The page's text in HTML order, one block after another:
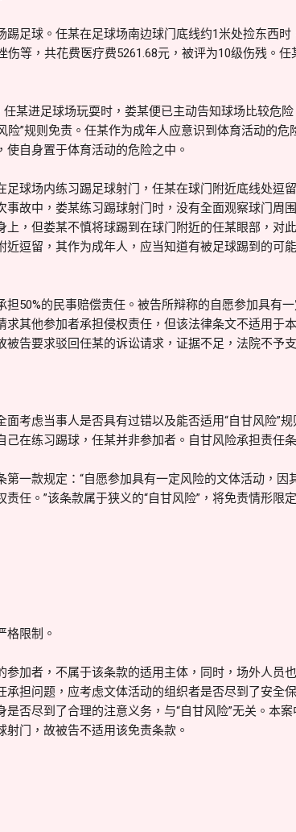
踢足球。任某在足球场南边球门底线约1米处捡东西
伤等，共花费医疗费5261.68元，被评为10级伤残。
某进足球场玩耍时，娄某便已主动告知球场比较危
险”规则免责。任某作为成年人应意识到体育活动的
自身置于体育活动的危险之中。
足球场内练习踢足球射门，任某在球门附近底线处逗
事故中，娄某练习踢球射门时，没有全面观察球门周
上，但娄某不慎将球踢到在球门附近的任某眼部，对
近逗留，其作为成年人，应当知道有被足球踢到的可
担50%的民事赔偿责任。被告所辩称的自愿参加具有
求其他参加者承担侵权责任，但该法律条文不适用于
告要求驳回任某的诉讼请求，证据不足，法院不予支
考虑当事人是否具有过错以及能否适用“自甘风险”
己在练习踢球，任某并非参加者。自甘风险承担责任
第一款规定：“自愿参加具有一定风险的文体活动，
任。”该条款属于狭义的“自甘风险”，将免责情形限定
格限制。
加者，不属于该条款的适用主体，同时，场外人员
承担问题，应考虑文体活动的组织者是否尽到了安全
是否尽到了合理的注意义务，与“自甘风险”无关。本
门，故被告不适用该免责条款。